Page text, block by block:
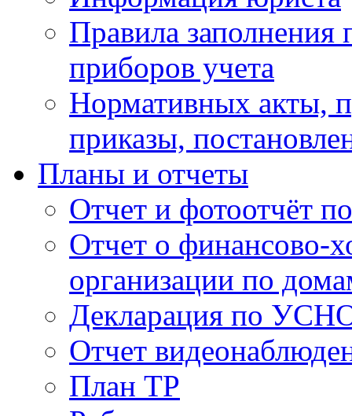
Правила заполнения
приборов учета
Нормативных акты,
приказы,
Планы и отчеты
Отчет и фотоотчёт
Отчет о финансово-
организации по
Декларация по
Отчет
План ТР